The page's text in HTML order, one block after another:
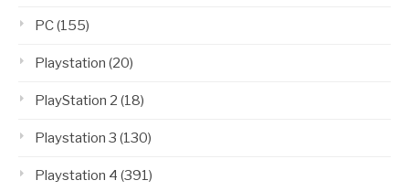
PC(155)
Playstation (20)
PlayStation 2 (18)
Playstation 3 (130)
Playstation 4 (391)